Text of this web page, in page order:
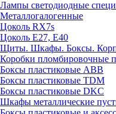
Лампы светодиодные
Металлогалогенные
Цоколь RX7s
Цоколь Е27, E40
Щиты. Шкафы. Боксы.
Коробки пломбировочные
Боксы пластиковые ABB
Боксы пластиковые TDM
Боксы пластиковые DKC
Шкафы металлические